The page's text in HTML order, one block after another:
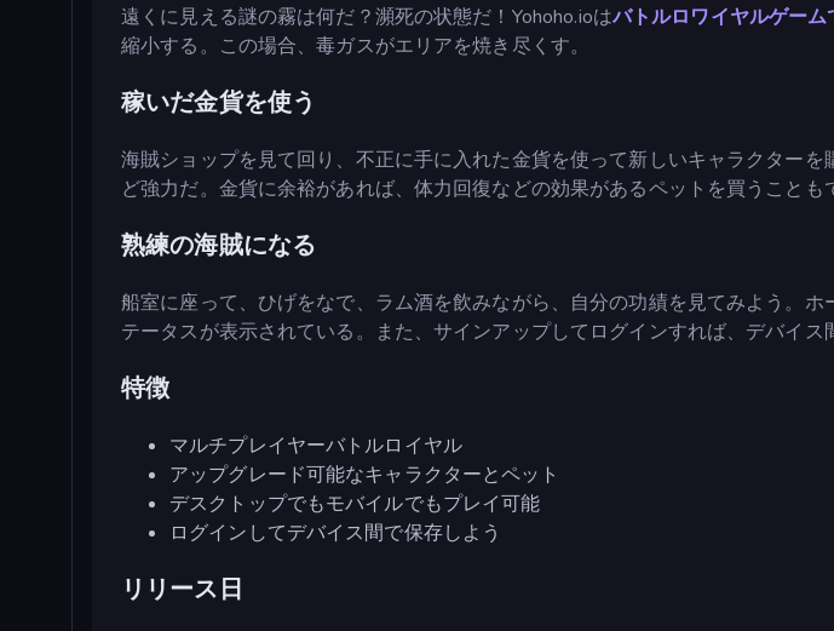
遠くに見える謎の霧は何だ？瀕死の状態だ！Yohoho.ioはバトルロワイヤルゲーム
縮小する。この場合、毒ガスがエリアを焼き尽くす。
稼いだ金貨を使う
海賊ショップを見て回り、不正に手に入れた金貨を使って新しいキャラクター
ど強力だ。金貨に余裕があれば、体力回復などの効果があるペットを買うことも
熟練の海賊になる
船室に座って、ひげをなで、ラム酒を飲みながら、自分の功績を見てみよう。
テータスが表示されている。また、サインアップしてログインすれば、デバイス
特徴
マルチプレイヤーバトルロイヤル
アップグレード可能なキャラクターとペット
デスクトップでもモバイルでもプレイ可能
ログインしてデバイス間で保存しよう
リリース日